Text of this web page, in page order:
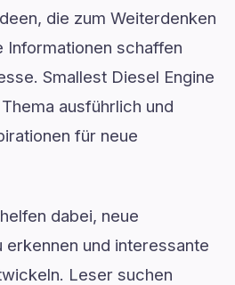
die zum Weiterdenken
Informationen schaffen
Smallest Diesel Engine
ausführlich und
für neue
dabei, neue
erkennen und interessante
Leser suchen